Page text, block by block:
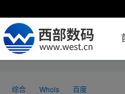
综合 Whois 百度